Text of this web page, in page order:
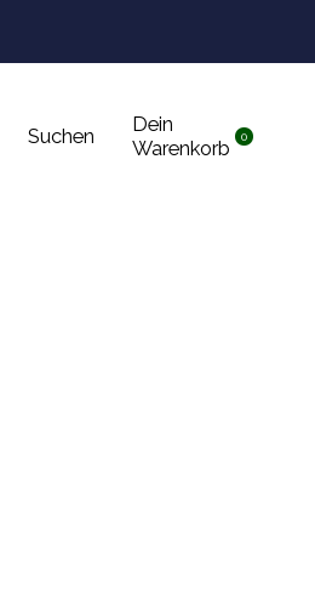
Suchen
Dein
Warenkorb
0items